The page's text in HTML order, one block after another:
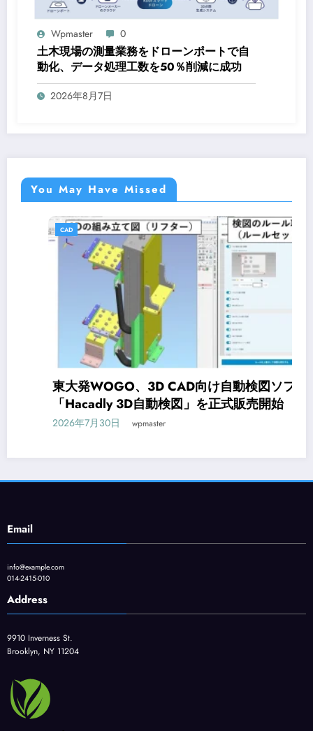
Wpmaster 0
土木現場の測量業務をドローンポートで自
動化、データ処理工数を50％削減に成功
2026年8月7日
You May Have Missed
東大発WOGO、3D CAD向け自動検図ソフト
「Hacadly 3D自動検図」を正式販売開始
2026年7月30日 wpmaster
Email
info@example.com
014-2415-010
Address
9910 Inverness St.
Brooklyn, NY 11204